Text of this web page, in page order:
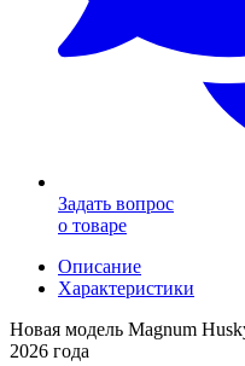
Задать вопрос
о товаре
Описание
Характеристики
Новая модель Magnum
2026 года